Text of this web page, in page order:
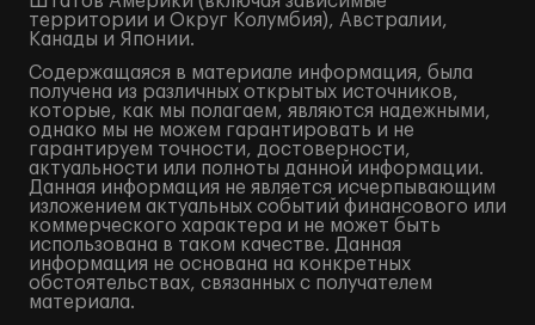
территории и Округ Колумбия), Австралии,
Канады и Японии.
Содержащаяся в материале информация, была
получена из различных открытых источников,
которые, как мы полагаем, являются надежными,
однако мы не можем гарантировать и не
гарантируем точности, достоверности,
актуальности или полноты данной информации.
Данная информация не является исчерпывающим
изложением актуальных событий финансового или
коммерческого характера и не может быть
использована в таком качестве. Данная
информация не основана на конкретных
обстоятельствах, связанных с получателем
материала.